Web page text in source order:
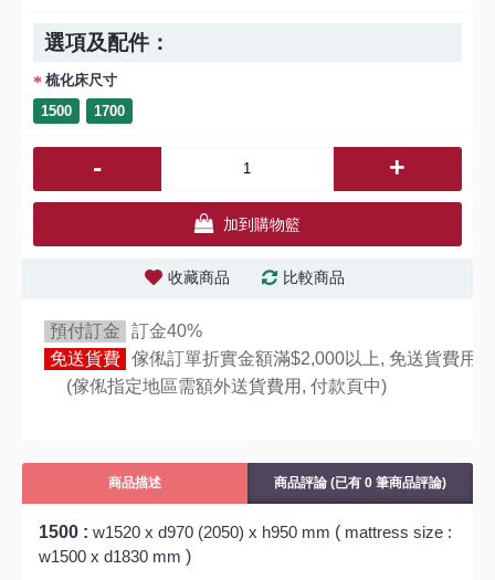
選項及配件：
梳化床尺寸
1500
1700
- +
加到購物籃
收藏商品 比較商品
預付訂金
訂金40%
免送貨費 傢俬訂單折實金額滿$2,000以上, 免送貨費用,
(傢俬指定地區需額外送貨費用, 付款頁中)
商品描述 商品評論 (已有 0 筆商品評論)
1500 : w1520 x d970 (2050) x h950 mm ( mattress size :
w1500 x d1830 mm )